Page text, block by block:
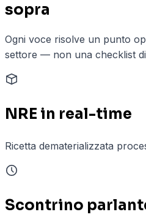
sopra
Ogni voce risolve un punto
settore — non una checklist
NRE in real-time
Ricetta dematerializzata
Scontrino